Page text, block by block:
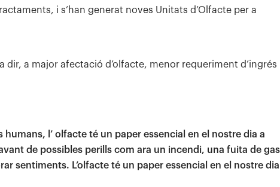
i s’han generat noves Unitats d’Olfacte per a
dir, a major afectació d’olfacte, menor requeriment d’ingrés
l’ olfacte té un paper essencial en el nostre dia a
de possibles perills com ara un incendi, una fuita de gas
sentiments. L’olfacte té un paper essencial en el nostre dia